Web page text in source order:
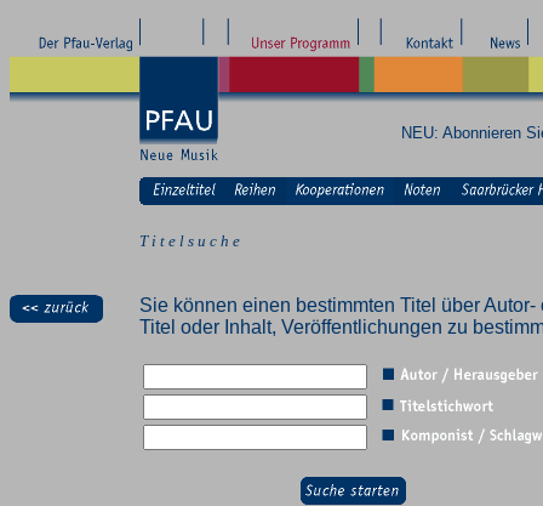
NEU: Abonnieren
T i t e l s u c h e
Sie können einen bestimmten Titel über
Titel oder Inhalt, Veröffentlichungen zu